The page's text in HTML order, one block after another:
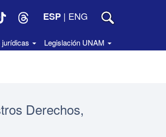
ESP | ENG
jurídicas Legislación UNAM
Derechos,